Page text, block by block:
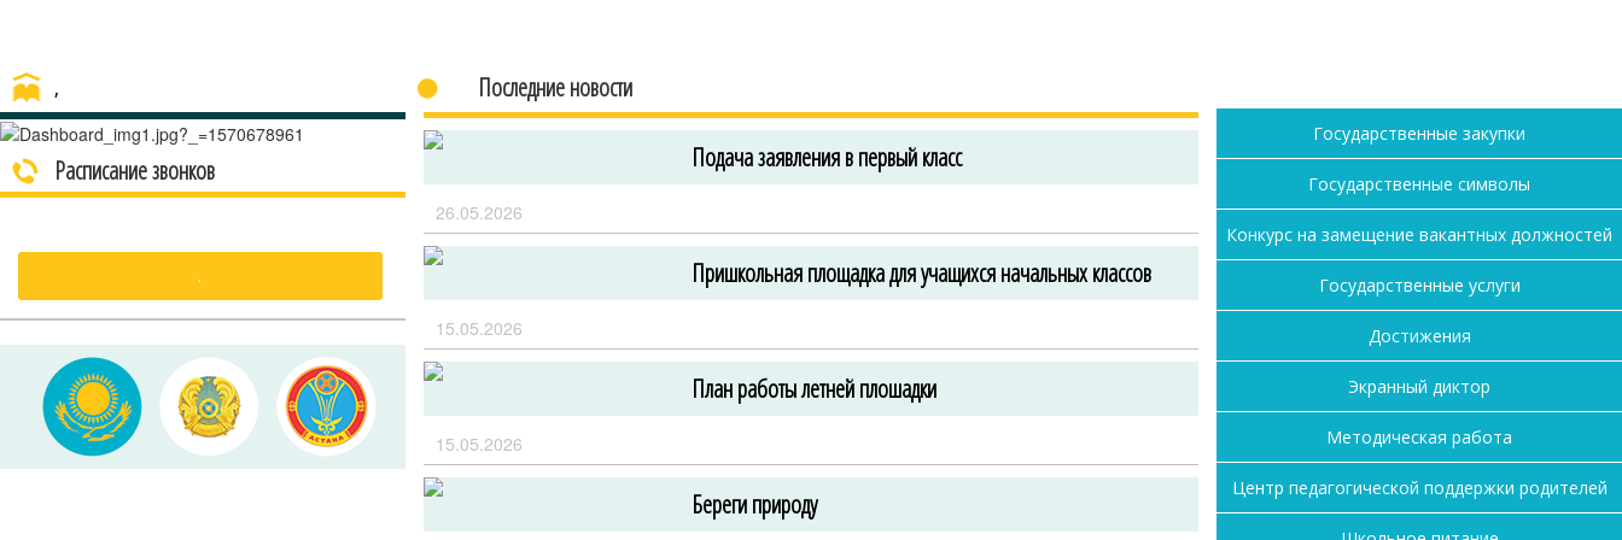
,
Расписание звонков
.
Последние новости
Подача заявления в первый класс
26.05.2026
Пришкольная площадка для учащихся начальных классов
15.05.2026
План работы летней плошадки
15.05.2026
Береги природу
Государственные закупки
Государственные символы
Конкурс на замещение вакантных должностей
Государственные услуги
Достижения
Экранный диктор
Методическая работа
Центр педагогической поддержки родителей